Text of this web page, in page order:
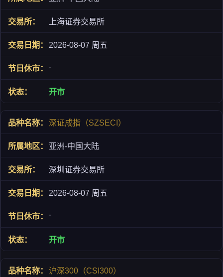
上海证券交易所
2026-08-07 周五
-
开市
深证成指（SZSECI）
亚洲-中国大陆
深圳证券交易所
2026-08-07 周五
-
开市
沪深300（CSI300）